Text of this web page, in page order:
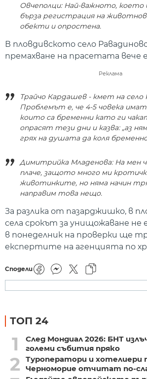
Овчеполци: Най-важното, което
бърза регистрация на
обекти и опростена.
В пловдивското село
премахване на прасетата вече
Реклама
Трайчо Кардашев - кмет на село
Проблемът е, че 4-5 човека имат
които са бременни като ги
опрасят тези дни и казва: „аз
грях на душата да коля
Димитрийка Младенова: На мен
плаче, защото много ми
животинките, но няма начин
направим това нещо.
За разлика от пазарджишко, в
села срокът за унищожаване не
в понеделник на проверки ще
експертите на агенцията по
Сподели
ТОП 24
1
След Мондиал 2026: БНТ
големи събития пряко
2
Туроператори и хотелиери
Черноморие отчитат по-